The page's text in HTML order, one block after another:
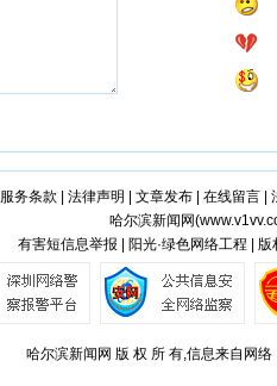
服务条款 法律声明 文章发布| 在线留言|
哈尔滨新闻网(
有害短信息举报 | 阳光·绿色网络工程 |
哈尔滨新闻网 版 权 所 有,信息来自网